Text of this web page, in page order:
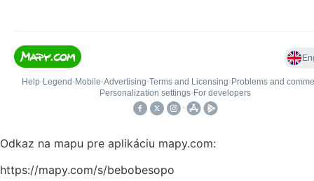
Odkaz na mapu pre aplikáciu mapy.com:
https://mapy.com/s/bebobesopo